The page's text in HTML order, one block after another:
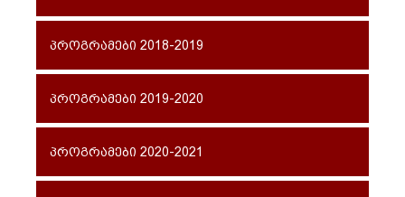
პროგრამები 2018-2019
პროგრამები 2019-2020
პროგრამები 2020-2021